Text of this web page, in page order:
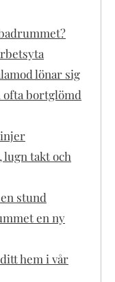
lönar sig
ofta bortglömd
lugn takt och
stund
en ny
hem i vår